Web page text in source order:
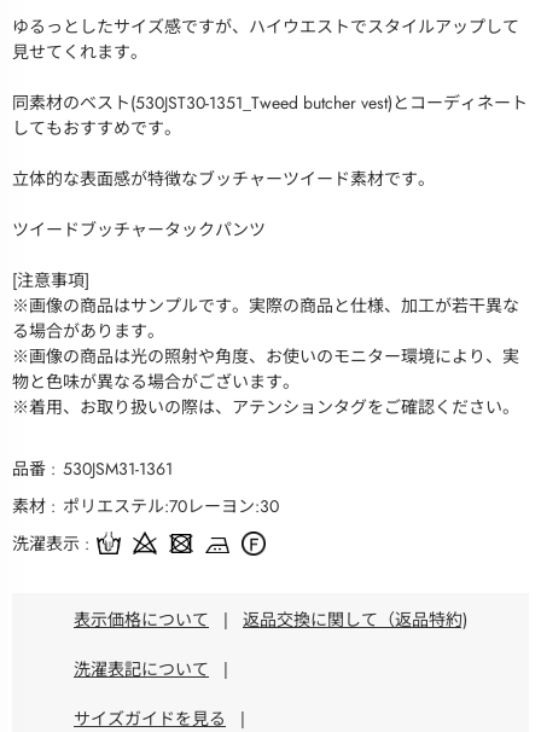
ゆるっとしたサイズ感ですが、ハイウエストでスタイルアップして
見せてくれます。
同素材のベスト(530JST30-1351_Tweed butcher vest)とコーディネート
してもおすすめです。
立体的な表面感が特徴なブッチャーツイード素材です。
ツイードブッチャータックパンツ
[注意事項]
※画像の商品はサンプルです。実際の商品と仕様、加工が若干異な
る場合があります。
※画像の商品は光の照射や角度、お使いのモニター環境により、実
物と色味が異なる場合がございます。
※着用、お取り扱いの際は、アテンションタグをご確認ください。
品番
530JSM31-1361
素材
ポリエステル:70レーヨン:30
洗濯表示
表示価格について | 返品交換に関して（返品特約)
洗濯表記について |
サイズガイドを見る |